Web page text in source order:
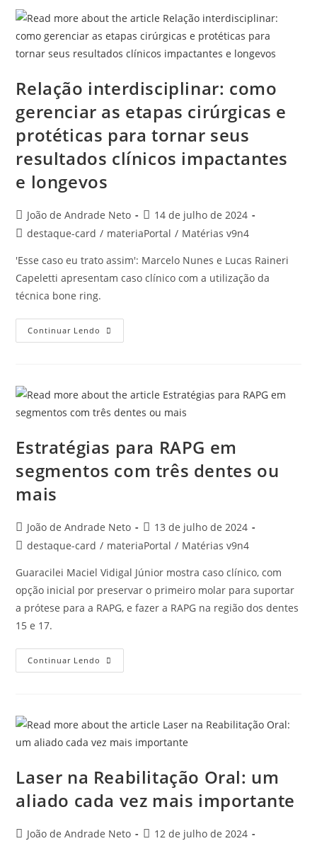
Relação interdisciplinar: como
gerenciar as etapas cirúrgicas e
protéticas para tornar seus
resultados clínicos impactantes
e longevos
João de Andrade Neto
14 de julho de 2024
destaque-card / materiaPortal / Matérias v9n4
'Esse caso eu trato assim': Marcelo Nunes e Lucas Raineri
Capeletti apresentam caso clínico com a utilização da
técnica bone ring.
Continuar Lendo
Estratégias para RAPG em
segmentos com três dentes ou
mais
João de Andrade Neto
13 de julho de 2024
destaque-card / materiaPortal / Matérias v9n4
Guaracilei Maciel Vidigal Júnior mostra caso clínico, com
opção inicial por preservar o primeiro molar para suportar
a prótese para a RAPG, e fazer a RAPG na região dos dentes
15 e 17.
Continuar Lendo
Laser na Reabilitação Oral: um
aliado cada vez mais importante
João de Andrade Neto
12 de julho de 2024